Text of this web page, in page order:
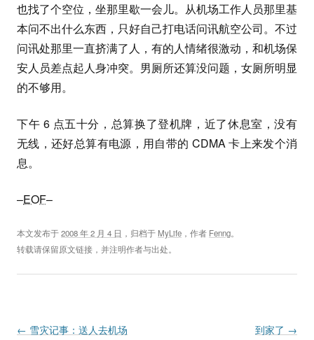
也找了个空位，坐那里歇一会儿。从机场工作人员那里基
本问不出什么东西，只好自己打电话问讯航空公司。不过
问讯处那里一直挤满了人，有的人情绪很激动，和机场保
安人员差点起人身冲突。男厕所还算没问题，女厕所明显
的不够用。
下午 6 点五十分，总算换了登机牌，近了休息室，没有
无线，还好总算有电源，用自带的 CDMA 卡上来发个消
息。
–EOF–
本文发布于2008 年 2 月 4 日 ，归档于 MyLife ，作者 Fenng。
转载请保留原文链接，并注明作者与出处。
Post navigation
← 雪灾记事：送人去机场 到家了 →